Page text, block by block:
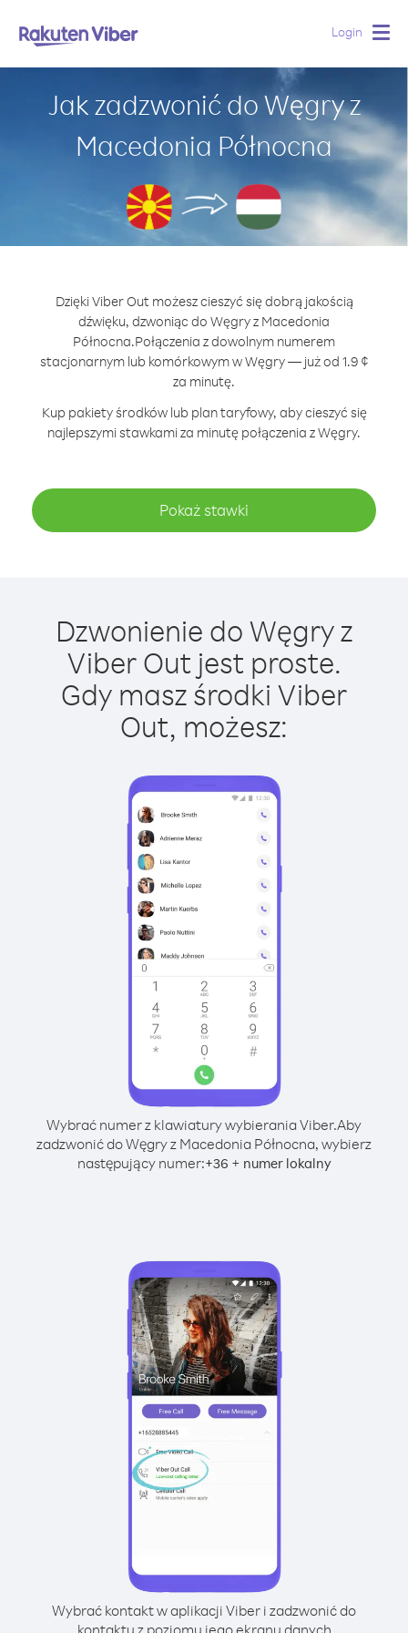
Login
Jak zadzwonić do Węgry z
Macedonia Północna
Dzięki Viber Out możesz cieszyć się dobrą jakością
dźwięku, dzwoniąc do Węgry z Macedonia
Północna.Połączenia z dowolnym numerem
stacjonarnym lub komórkowym w Węgry — już od 1.9 ¢
za minutę.
Kup pakiety środków lub plan taryfowy, aby cieszyć się
najlepszymi stawkami za minutę połączenia z Węgry.
Pokaż stawki
Dzwonienie do Węgry z
Viber Out jest proste.
Gdy masz środki Viber
Out, możesz:
Wybrać numer z klawiatury wybierania Viber.Aby
zadzwonić do Węgry z Macedonia Północna, wybierz
następujący numer:+36 + numer lokalny
Wybrać kontakt w aplikacji Viber i zadzwonić do
kontaktu z poziomu jego ekranu danych